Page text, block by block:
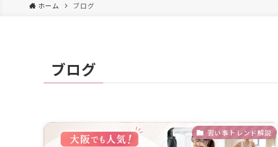
ホーム ブログ
ブログ
習い事トレンド解説